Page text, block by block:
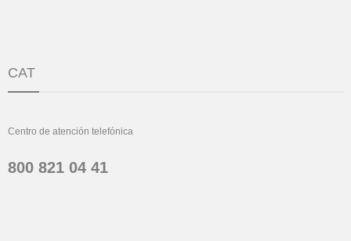
CAT
Centro de atención telefónica
800 821 04 41